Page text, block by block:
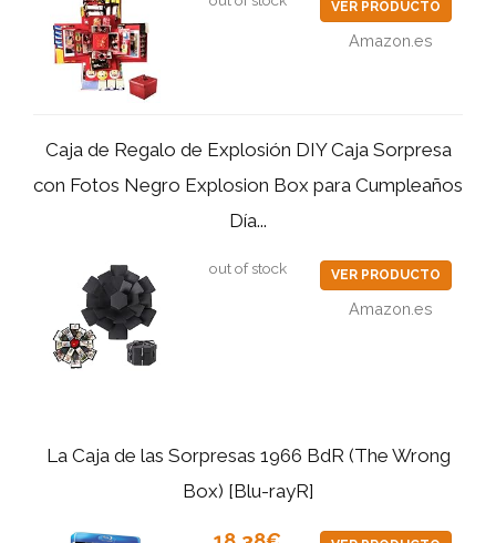
VER PRODUCTO
Amazon.es
Caja de Regalo de Explosión DIY Caja Sorpresa
con Fotos Negro Explosion Box para Cumpleaños
Día...
out of stock VER PRODUCTO
Amazon.es
La Caja de las Sorpresas 1966 BdR (The Wrong
Box) [Blu-rayR]